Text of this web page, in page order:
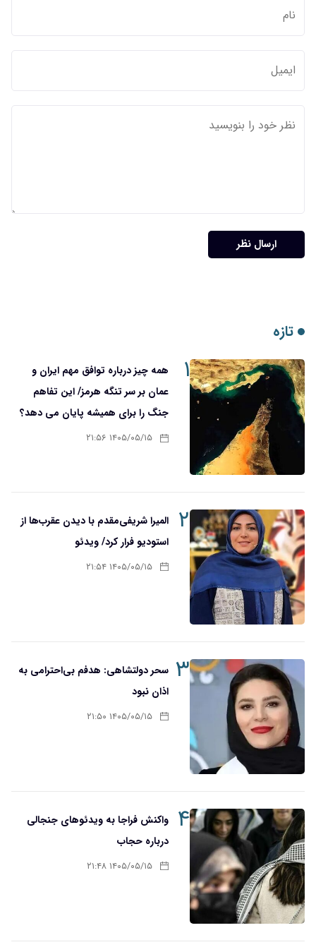
ارسال نظر
تازه
۱
همه چیز درباره توافق مهم ایران و
عمان بر سر تنگه هرمز/ این تفاهم
جنگ را برای همیشه پایان می دهد؟
۱۴۰۵/۰۵/۱۵ ۲۱:۵۶
۲
المیرا شریفی‌مقدم با دیدن عقرب‌ها از
استودیو فرار کرد/ ویدئو
۱۴۰۵/۰۵/۱۵ ۲۱:۵۴
۳ سحر دولتشاهی: هدفم بی‌احترامی به
اذان نبود
۱۴۰۵/۰۵/۱۵ ۲۱:۵۰
۴
واکنش فراجا به ویدئوهای جنجالی
درباره حجاب
۱۴۰۵/۰۵/۱۵ ۲۱:۴۸